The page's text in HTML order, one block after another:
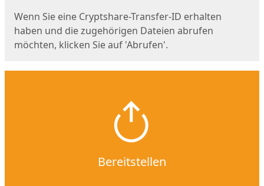
Wenn Sie eine Cryptshare-Transfer-ID erhalten
haben und die zugehörigen Dateien abrufen
möchten, klicken Sie auf 'Abrufen'.
Bereitstellen